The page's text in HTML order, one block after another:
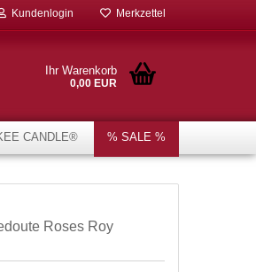
Kundenlogin Merkzettel
Ihr Warenkorb
0,00 EUR
CANDLE® % SALE %
Roses Roy